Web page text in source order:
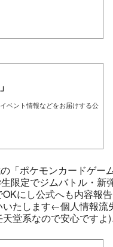
ベント情報などをお届けする公
「ポケモンカードゲー
限定でジムバトル・新
にし公式へも内容報
たします←個人情報流
堂系なので安心ですよ